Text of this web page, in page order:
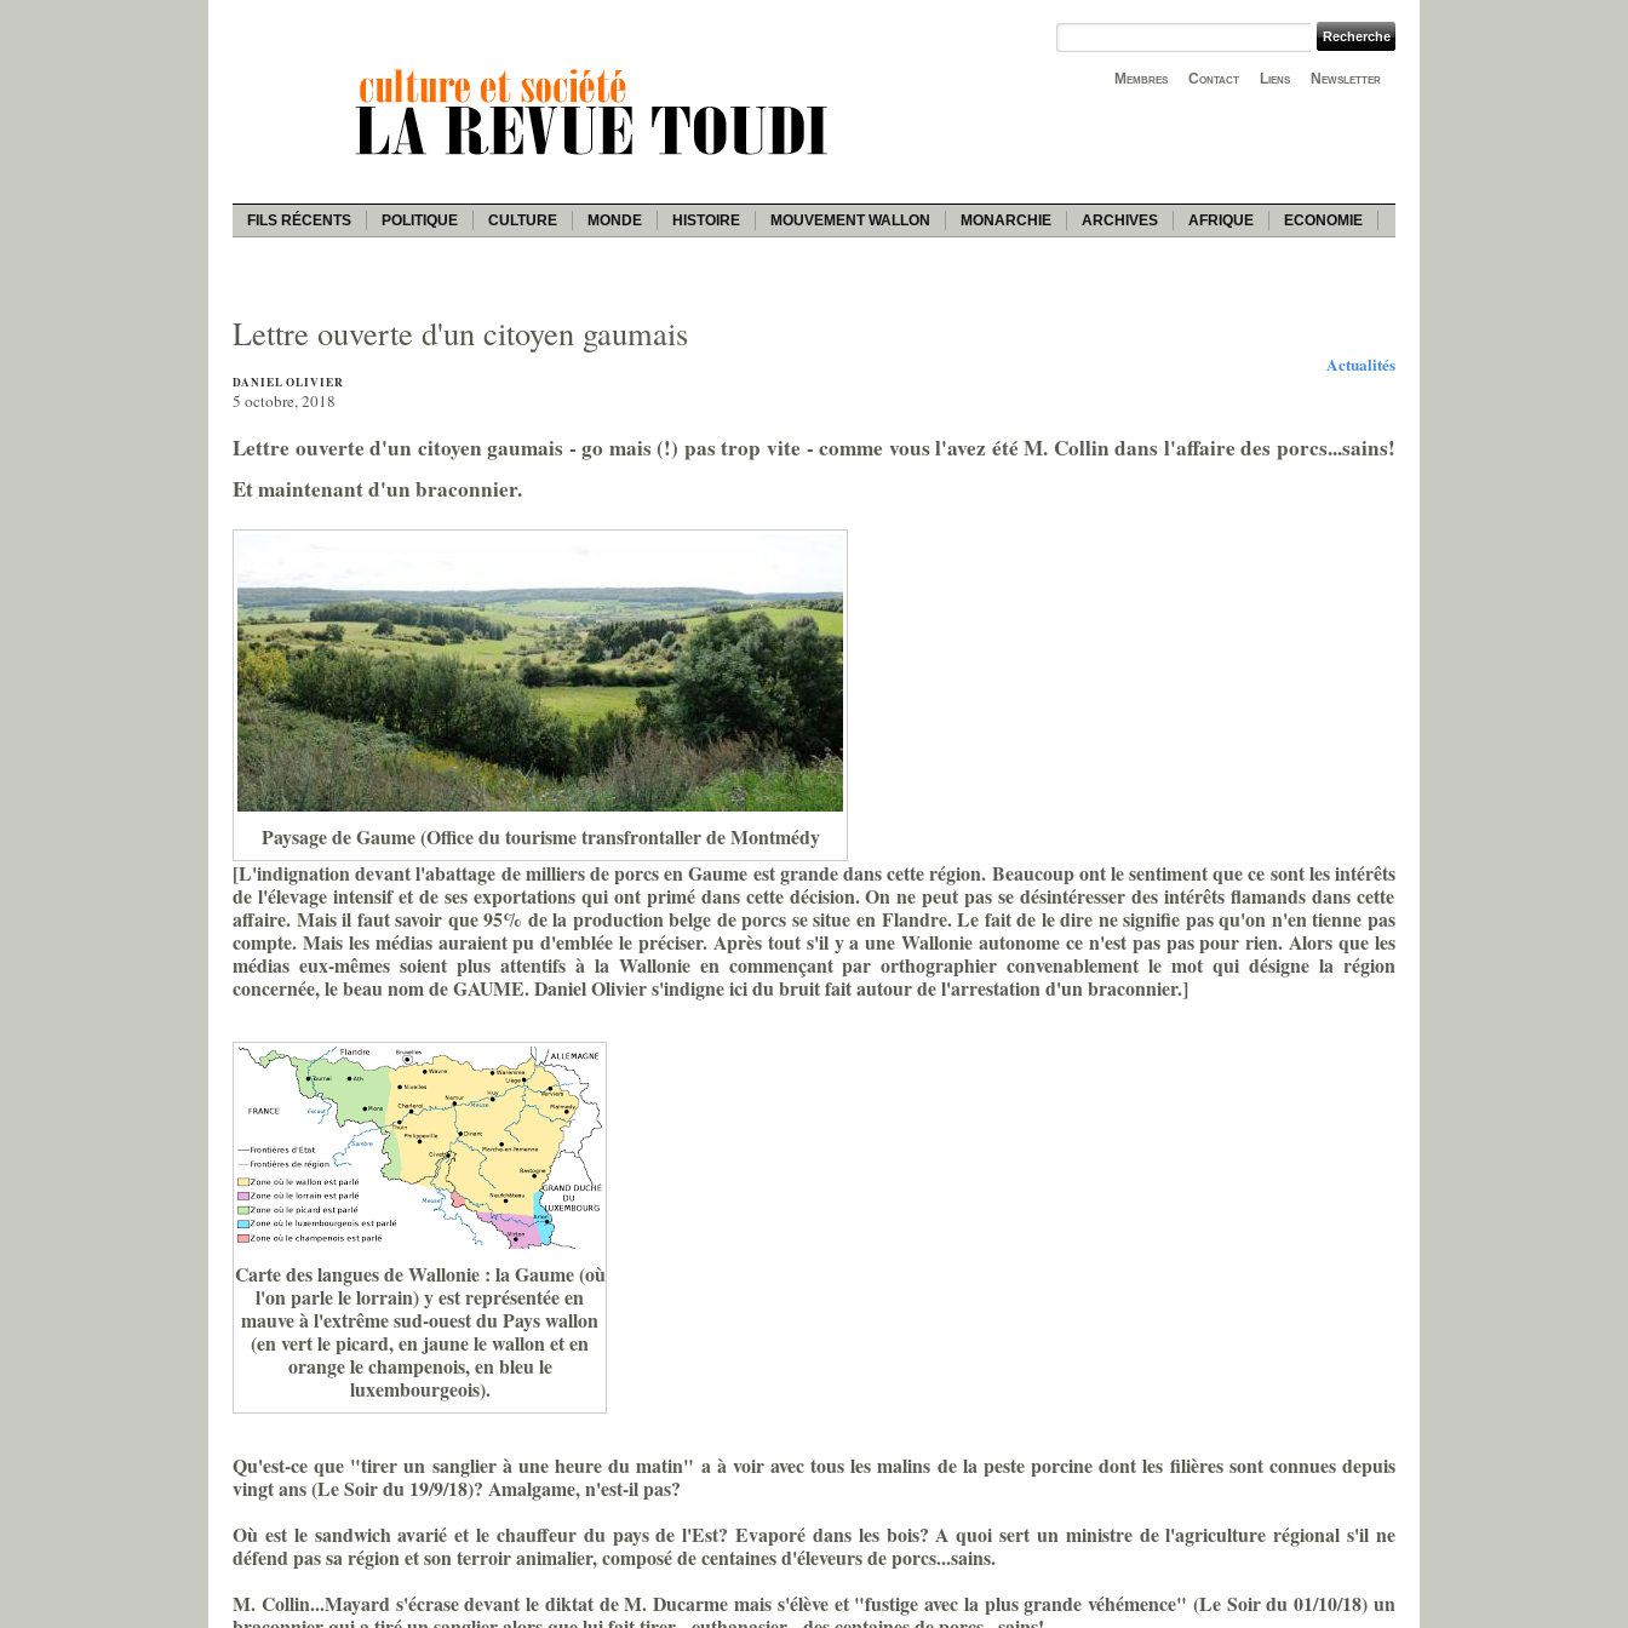
Newsletter
Liens
Contact
Membres
FILS RÉCENTS POLITIQUE CULTURE MONDE HISTOIRE MOUVEMENT WALLON MONARCHIE ARCHIVES AFRIQUE ECONOMIE
Lettre ouverte d'un citoyen gaumais
Actualités
DANIEL OLIVIER
5 octobre, 2018
Lettre ouverte d'un citoyen gaumais - go mais (!) pas trop vite - comme vous l'avez été M. Collin dans l'affaire des porcs...sains!
Et maintenant d'un braconnier.
Paysage de Gaume (Office du tourisme transfrontaller de Montmédy
[L'indignation devant l'abattage de milliers de porcs en Gaume est grande dans cette région. Beaucoup ont le sentiment que ce sont lesintérêts
de l'élevageintensif et de ses exportations qui ont primé dans cette décision. On ne peut pas se désintéresser des intérêts flamands dans cette
affaire. Mais il faut savoir que 95% de la production belge de porcs se situe en Flandre. Le fait de le dire ne signifie pas qu'on n'en tienne pas
compte. Mais les médias auraient pu d'emblée le préciser. Après tout s'il y a une Wallonie autonome ce n'est pas pas pour rien. Alors que les
médias eux-mêmes soient plus attentifs à la Wallonie en commençant par orthographier convenablement le mot qui désigne la région
concernée, le beau nom deGAUME. Daniel Olivier s'indigne ici du bruit fait autour de l'arrestation d'un braconnier.]
Carte des langues de Wallonie : la Gaume (où
l'on parle le lorrain) y est représentée en
mauve à l'extrême sud-ouest du Pays wallon
(en vert le picard, en jaune le wallon et en
orange le champenois, en bleu le
luxembourgeois).
Qu'est-ce que "tirer un sanglier à une heure du matin" a à voir avec tous les malins de la peste porcine dont les filières sont connues depuis
vingt ans (Le Soir du 19/9/18)? Amalgame, n'est-il pas?
Où est le sandwich avarié et le chauffeur du pays de l'Est? Evaporé dans les bois? A quoi sert un ministre de l'agriculture régional s'il ne
défend pas sa région et son terroir animalier, composé de centaines d'éleveurs de porcs...sains.
M. Collin...Mayard s'écrase devant le diktat de M. Ducarme mais s'élève et "fustige avec la plus grande véhémence" (Le Soir du 01/10/18) un